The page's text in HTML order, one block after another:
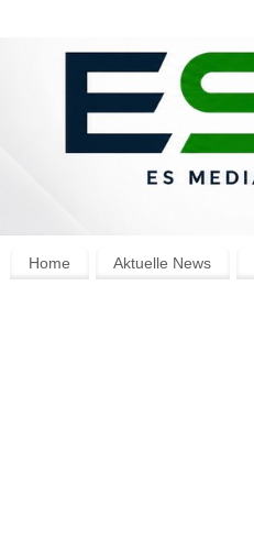
Home Aktuelle News